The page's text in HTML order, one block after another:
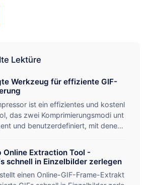
Lektüre
Werkzeug für effiziente GIF-
ist ein effizientes und kostenl
das zwei Komprimierungsmodi unt
und benutzerdefiniert, mit denen
Stapelverarbeitung (bis zu 50 Bild
Dateien (bis zu 1024 MB), was fü
Weboptimierung und andere Szen
Online Extraction Tool -
schnell in Einzelbilder zerlegen
einen Online-GIF-Frame-Extrakt